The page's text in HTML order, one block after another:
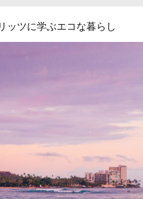
ッツに学ぶエコな暮らし